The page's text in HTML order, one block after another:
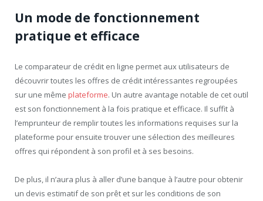
Un mode de fonctionnement
pratique et efficace
Le comparateur de crédit en ligne permet aux utilisateurs de
découvrir toutes les offres de crédit intéressantes regroupées
sur une même plateforme. Un autre avantage notable de cet outil
est son fonctionnement à la fois pratique et efficace. Il suffit à
l’emprunteur de remplir toutes les informations requises sur la
plateforme pour ensuite trouver une sélection des meilleures
offres qui répondent à son profil et à ses besoins.
De plus, il n’aura plus à aller d’une banque à l’autre pour obtenir
un devis estimatif de son prêt et sur les conditions de son